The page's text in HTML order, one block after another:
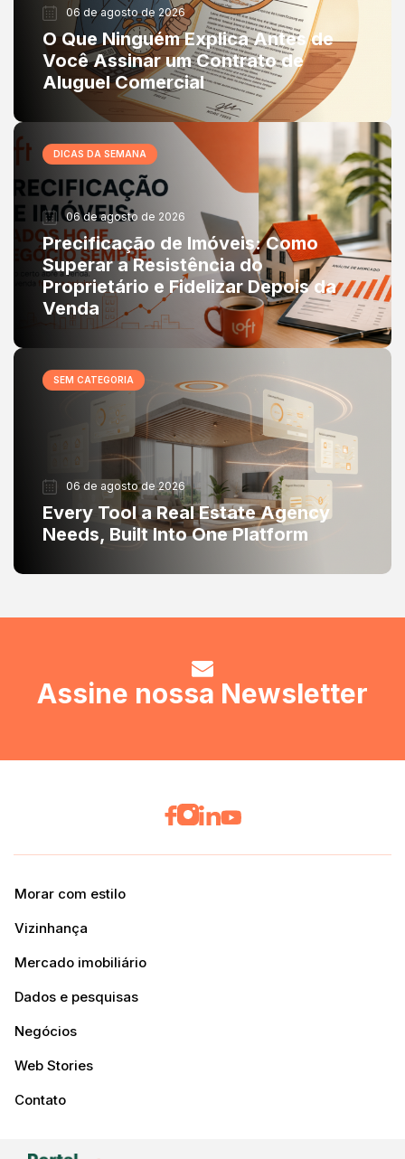
06 de agosto de 2026
O Que Ninguém Explica Antes de
Você Assinar um Contrato de
Aluguel Comercial
DICAS DA SEMANA
06 de agosto de 2026
Precificação de Imóveis: Como
Superar a Resistência do
Proprietário e Fidelizar Depois da
Venda
SEM CATEGORIA
06 de agosto de 2026
Every Tool a Real Estate Agency
Needs, Built Into One Platform
Assine nossa Newsletter
Morar com estilo
Vizinhança
Mercado imobiliário
Dados e pesquisas
Negócios
Web Stories
Contato